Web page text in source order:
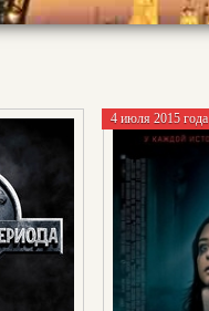
4 июля 2015 года